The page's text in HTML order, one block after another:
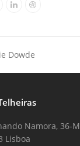
LinkedinDribbble
Dowde
Namora, 36-M
Lisboa